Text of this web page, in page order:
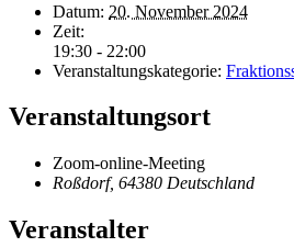
Datum: 20. November 2024
Zeit:
19:30 - 22:00
Veranstaltungskategorie:
Veranstaltungsort
Zoom-online-Meeting
Roßdorf, 64380 Deutschland
Veranstalter